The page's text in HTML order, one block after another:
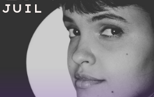
JUIL
JUIL